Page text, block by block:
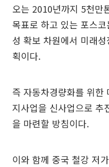
오는 2010년까지 5천만
목표로 하고 있는 포스
성 확보 차원에서 미래
획이다.
즉 자동차경량화를 위한
지사업을 신사업으로 추
을 마련할 방침이다.
이와 함께 중국 철강 저